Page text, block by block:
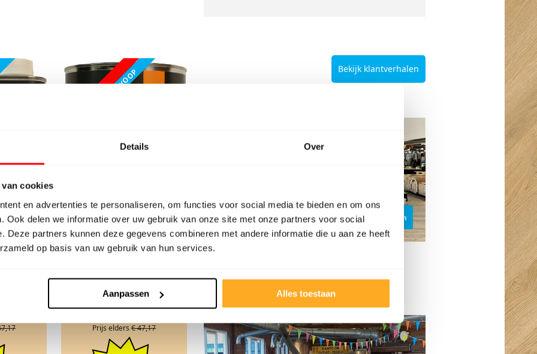
Details Over
cookies
en advertenties te personaliseren, om functies voor social media te bieden en om ons
Ook delen we informatie over uw gebruik van onze site met onze partners voor social
Deze partners kunnen deze gegevens combineren met andere informatie die u aan ze heeft
op basis van uw gebruik van hun services.
Aanpassen Alles toestaan
FABRIEKSLEEGVERKOOP
1 liter Grijs
kleurolie
olie voorzien.
Prijs elders€ 47,17
Bekijk klantverhalen
BeBo Vloeren Vriezenveen